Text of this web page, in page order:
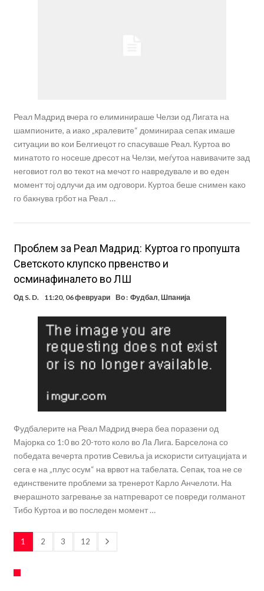
Реал Мадрид вчера го елиминираше Челзи од Лигата на
шампионите, а иако „кралевите“ доминираа сепак имаше
ситуации во кои Белгиецот го спасуваше Реал. Куртоа во
минатото го носеше дресот на Челзи, меѓутоа навивачите зад
неговиот гол во текот на мечот го навредувале и во еден
момент тој одлучи да им одговори. Куртоа беше снимен како
го бакнува грбот на Реал …
Проблем за Реал Мадрид: Куртоа го пропушта
Светското клупско првенство и
осминафиналето во ЛШ
Од S. D. 11:20, 06 февруари Во : Фудбал Шпанија
Фудбалерите на Реал Мадрид вчера беа поразени од
Мајорка со 1:0 во 20-тото коло во Ла Лига. Барселона со
победата вечерта против Севиља ја искористи ситуацијата и
сега е на „плус осум“ на врвот на табелата. Сепак, тоа не се
единствените проблеми за тренерот Карло Анчелоти. На
вчерашното загревање за натпреварот се повреди голманот
Тибо Куртоа и во последен момент …
1 2 3 12